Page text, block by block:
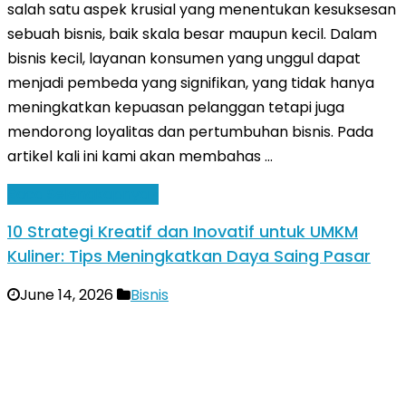
salah satu aspek krusial yang menentukan kesuksesan
sebuah bisnis, baik skala besar maupun kecil. Dalam
bisnis kecil, layanan konsumen yang unggul dapat
menjadi pembeda yang signifikan, yang tidak hanya
meningkatkan kepuasan pelanggan tetapi juga
mendorong loyalitas dan pertumbuhan bisnis. Pada
artikel kali ini kami akan membahas …
10 Strategi Kreatif dan Inovatif untuk UMKM
Kuliner: Tips Meningkatkan Daya Saing Pasar
June 14, 2026 Bisnis